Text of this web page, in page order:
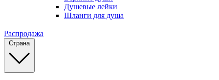
Душевые лейки
Шланги для душа
Распродажа
Страна